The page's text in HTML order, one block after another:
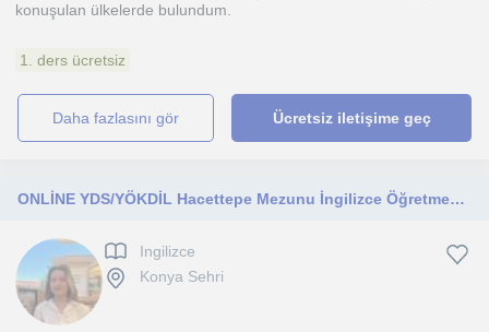
konuşulan ülkelerde bulundum.
1. ders ücretsiz
daha fazlasını gör Ücretsiz iletişime geç
ONLİNE YDS/YÖKDİL Hacettepe Mezunu İngilizce Öğretmeni (96puanYDS) İletişim için LinkedIn: sudenazoztug / e-mail
Ingilizce
Konya Sehri